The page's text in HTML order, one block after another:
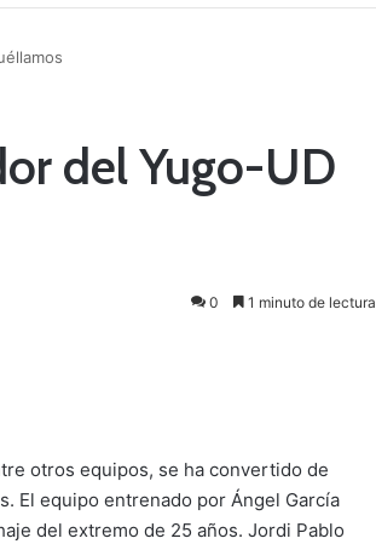
del Yugo-UD
0 1 minuto de lectura
otros equipos, se ha convertido de
El equipo entrenado por Ángel García
del extremo de 25 años. Jordi Pablo